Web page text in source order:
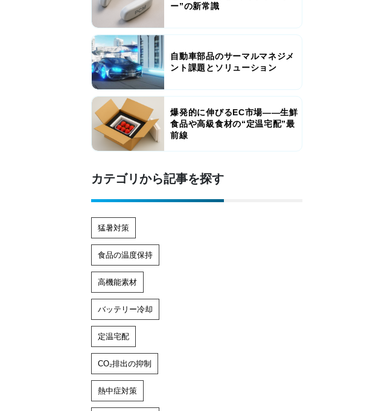
ー”の新常識
自動車部品のサーマルマネジメ
ント課題とソリューション
爆発的に伸びるEC市場――生鮮
食品や高級食材の“定温宅配”最
前線
カテゴリから記事を探す
猛暑対策
食品の温度保持
高機能素材
バッテリー冷却
定温宅配
CO₂排出の抑制
熱中症対策